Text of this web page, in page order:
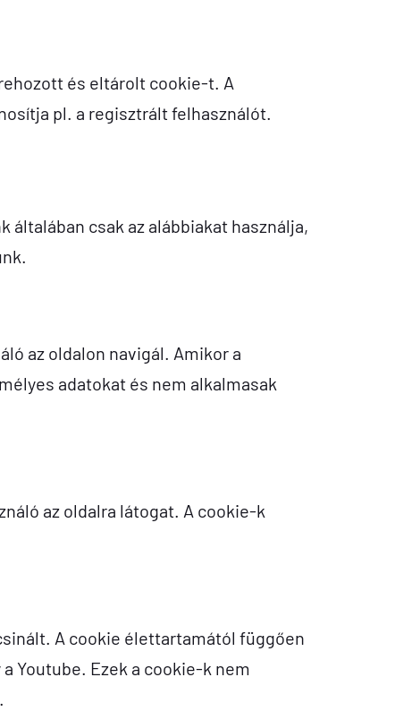
és eltárolt cookie-t. A
pl. a regisztrált felhasználót.
csak az alábbiakat használja,
az oldalon navigál. Amikor a
adatokat és nem alkalmasak
az oldalra látogat. A cookie-k
A cookie élettartamától függően
Youtube. Ezek a cookie-k nem